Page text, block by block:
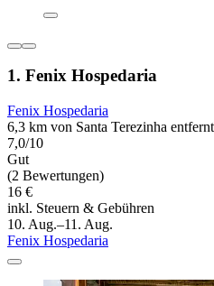
1. Fenix Hospedaria
Fenix Hospedaria
6,3 km von Santa Terezinha entfernt
7,0/10
Gut
(2 Bewertungen)
16 €
inkl. Steuern & Gebühren
10. Aug.–11. Aug.
Fenix Hospedaria